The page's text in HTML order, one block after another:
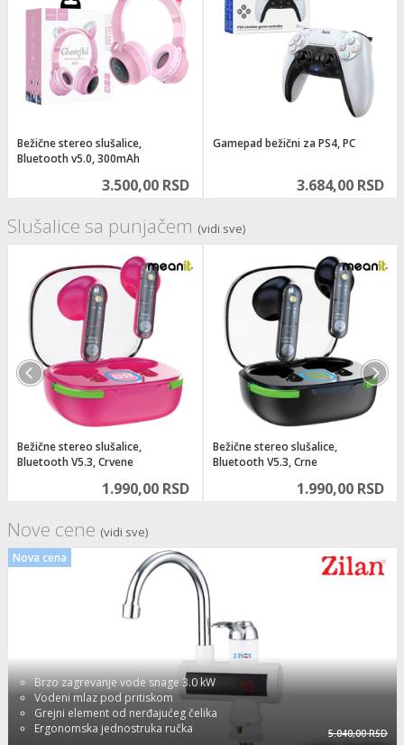
Bežične stereo slušalice,
Bluetooth v5.0, 300mAh
3.500,00 RSD
Gamepad bežični za PS4, PC
3.684,00 RSD
Slušalice sa punjačem (vidi sve)
Bežične stereo slušalice,
Bluetooth V5.3, Crvene
1.990,00 RSD
Bežične stereo slušalice,
Bluetooth V5.3, Crne
1.990,00 RSD
Nove cene (vidi sve)
Nova cena
Brzo zagrevanje vode snage 3.0 kW
Vodeni mlaz pod pritiskom
Grejni element od nerđajućeg čelika
Ergonomska jednostruka ručka
5.040,00 RSD